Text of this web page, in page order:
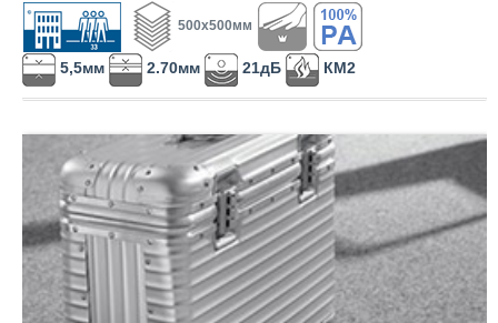
500x500мм
5,5мм 2.70мм 21дБ КМ2